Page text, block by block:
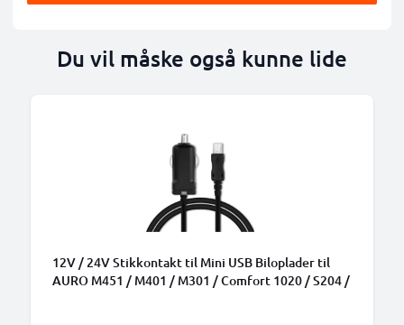
Du vil måske også kunne lide
12V / 24V Stikkontakt til Mini USB Biloplader til
AURO M451 / M401 / M301 / Comfort 1020 / S204 /